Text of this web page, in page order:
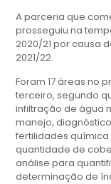
A parceria que
prosseguiu na
2020/21 por causa
2021/22.
Foram 17 áreas no
terceiro, segundo
infiltração de água
manejo,
fertilidades
quantidade de
análise para
determinação de